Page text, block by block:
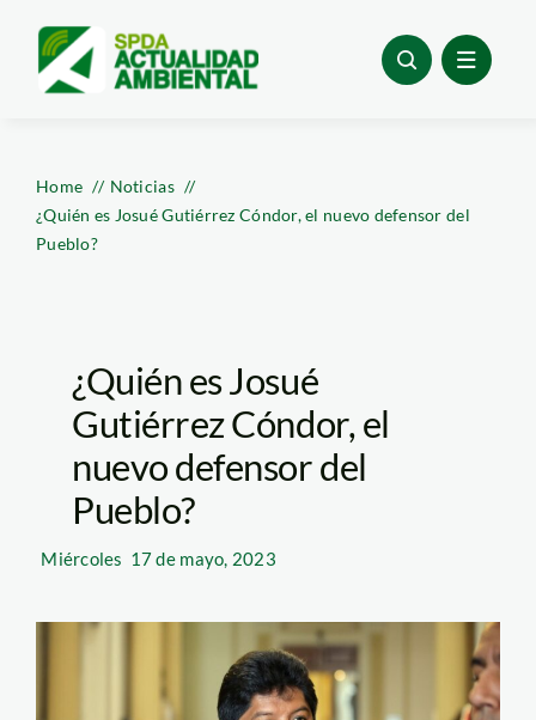
content
Home
Noticias
¿Quién es Josué Gutiérrez Cóndor, el nuevo defensor del
Pueblo?
¿Quién es Josué
Gutiérrez Cóndor, el
nuevo defensor del
Pueblo?
Miércoles 17 de mayo, 2023